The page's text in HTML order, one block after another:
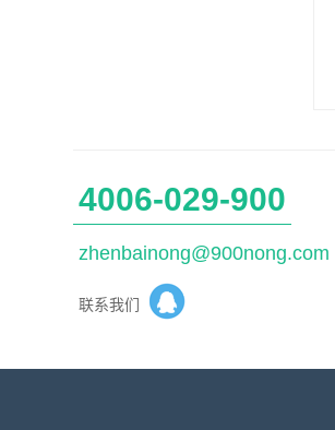
4006-029-900
zhenbainong@900nong.com
联系我们